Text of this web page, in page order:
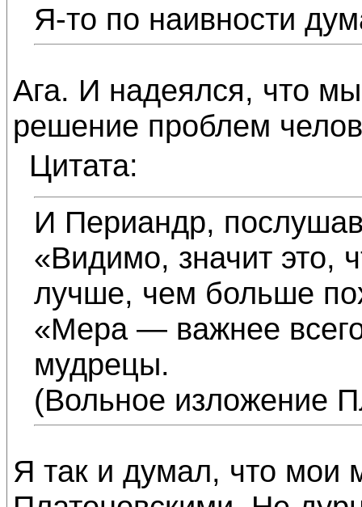
Я-то по наивности
Ага. И надеялся, что
решение проблем
Цитата:
И Периандр,
«Видимо, значит это,
лучше, чем больше
«Мера — важнее
мудрецы.
(Вольное изложение
Я так и думал, что мои